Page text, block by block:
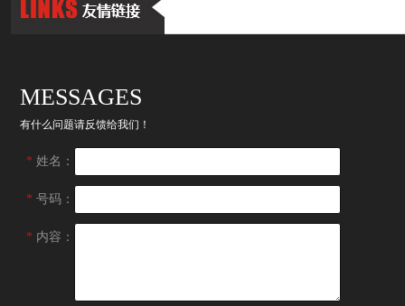
MESSAGES
有什么问题请反馈给我们！
* 姓名：
* 号码：
* 内容：